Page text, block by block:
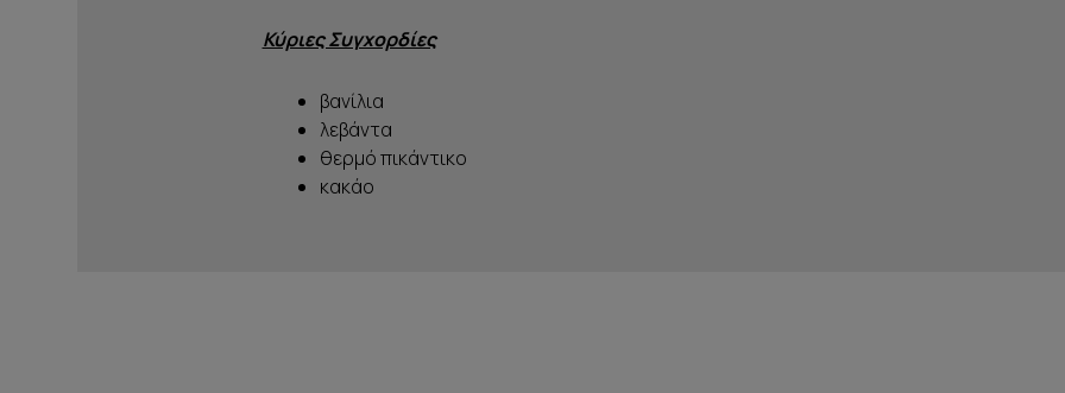
Κύριες Συγχορδίες
βανίλια
λεβάντα
θερμό πικάντικο
κακάο